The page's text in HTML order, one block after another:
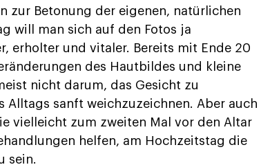
zur Betonung der eigenen, natürlichen
will man sich auf den Fotos ja
erholter und vitaler. Bereits mit Ende 20
des Hautbildes und kleine
nicht darum, das Gesicht zu
Alltags sanft weichzuzeichnen. Aber auch
vielleicht zum zweiten Mal vor den Altar
helfen, am Hochzeitstag die
sein.